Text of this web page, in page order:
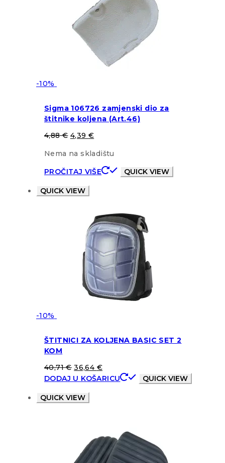
-10%
Sigma 106726 zamjenski dio za
štitnike koljena (Art.46)
4,88€ 4,39 €
Nema na skladištu
PROČITAJ VIŠE
QUICK VIEW
QUICK VIEW
-10%
ŠTITNICI ZA KOLJENA BASIC SET 2
KOM
40,71€ 36,64 €
DODAJ U KOŠARICU
QUICK VIEW
QUICK VIEW